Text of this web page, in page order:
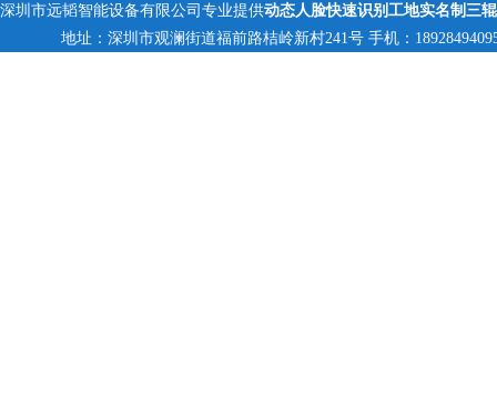
深圳市远韬智能设备有限公司专业提供动态人脸快速识别工地实名制三
地址：深圳市观澜街道福前路桔岭新村241号 手机：